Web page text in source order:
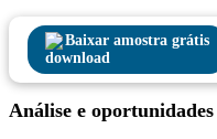
Baixar amostra grátis
Análise e